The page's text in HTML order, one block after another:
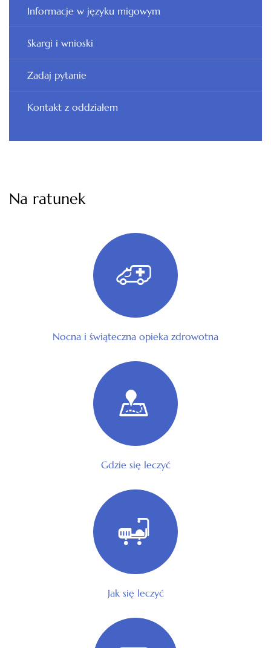
Informacje w języku migowym
Skargi i wnioski
Zadaj pytanie
Kontakt z oddziałem
Na ratunek
Nocna i świąteczna opieka zdrowotna
Gdzie się leczyć
Jak się leczyć